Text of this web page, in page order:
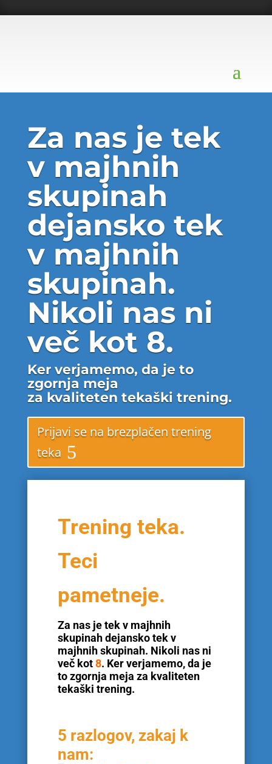
Za nas je tek
v majhnih
skupinah
dejansko tek
v majhnih
skupinah.
Nikoli nas ni
več kot 8.
Ker verjamemo, da je to
zgornja meja
za kvaliteten tekaški trening.
Prijavi se na brezplačen trening
teka
Trening teka.
Teci
pametneje.
Za nas je tek v majhnih
skupinah dejansko tek v
majhnih skupinah. Nikoli nas ni
več kot8. Ker verjamemo, da je
to zgornja meja za kvaliteten
tekaški trening.
5 razlogov, zakaj k
nam: